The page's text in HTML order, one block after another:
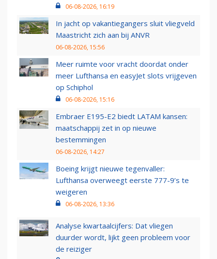
06-08-2026, 16:19
In jacht op vakantiegangers sluit vliegveld
Maastricht zich aan bij ANVR
06-08-2026, 15:56
Meer ruimte voor vracht doordat onder
meer Lufthansa en easyJet slots vrijgeven
op Schiphol
06-08-2026, 15:16
Embraer E195-E2 biedt LATAM kansen:
maatschappij zet in op nieuwe
bestemmingen
06-08-2026, 14:27
Boeing krijgt nieuwe tegenvaller:
Lufthansa overweegt eerste 777-9’s te
weigeren
06-08-2026, 13:36
Analyse kwartaalcijfers: Dat vliegen
duurder wordt, lijkt geen probleem voor
de reiziger